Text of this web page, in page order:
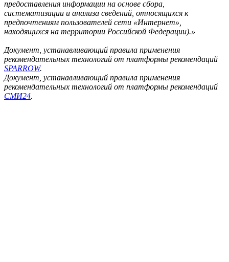
предоставления информации на основе сбора,
систематизации и анализа сведений, относящихся к
предпочтениям пользователей сети «Интернет»,
находящихся на территории Российской Федерации).»
Документ, устанавливающий правила применения
рекомендательных технологий от платформы рекомендаций
SPARROW.
Документ, устанавливающий правила применения
рекомендательных технологий от платформы рекомендаций
СМИ24.